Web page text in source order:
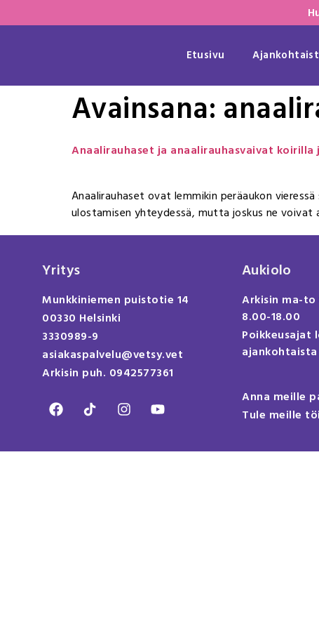
Etusivu
Avainsana:
Anaalirauhaset ja anaalirauhasvaivat
Anaalirauhaset ovat lemmikin peräaukon
ulostamisen yhteydessä, mutta joskus ne voivat
Yritys
Munkkiniemen puistotie 14
00330 Helsinki
3330989-9
asiakaspalvelu@vetsy.vet
Arkisin puh. 0942577361
Aukiolo
Arkisin ma-
8.00-18.00
Poikkeusajat
Anna meille
Tule meille